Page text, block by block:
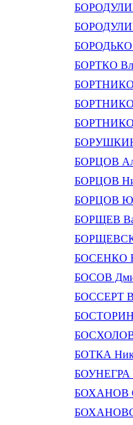
БОРОДУЛИН
БОРОДЬКО
БОРТКО
БОРУШКИН
БОРЦОВ
БОРЦОВ
БОРЦОВ
БОРЩЕВ
БОСЕНКО
БОСОВ
БОССЕРТ
БОСТОРИН
БОСХОЛОВ
БОТКА
БОУНЕГРА
БОХАНОВ